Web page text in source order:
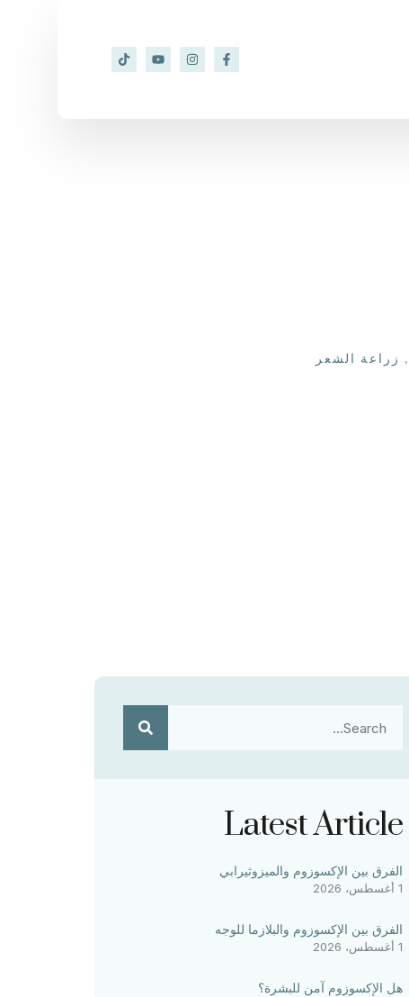
, زراعة الشعر
Latest Article
الفرق بين الإكسوزوم والميزوثيرابي
1 أغسطس، 2026
الفرق بين الإكسوزوم والبلازما للوجه
1 أغسطس، 2026
هل الإكسوزوم آمن للبشرة؟